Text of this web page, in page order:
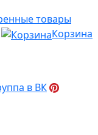
Корзина